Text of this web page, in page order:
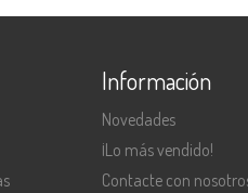
Información
Novedades
¡Lo más vendido!
Contacte con